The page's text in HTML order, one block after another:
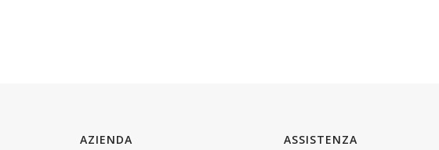
AZIENDA ASSISTENZA